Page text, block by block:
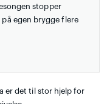
stopper
egen brygge flere
er det til stor hjelp for